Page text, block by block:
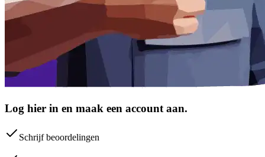
Log hier in en maak een account aan.
Schrijf beoordelingen